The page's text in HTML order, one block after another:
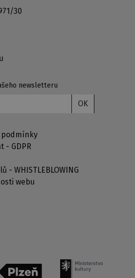
30
newsletteru
OK
podmínky
- GDPR
- WHISTLEBLOWING
webu